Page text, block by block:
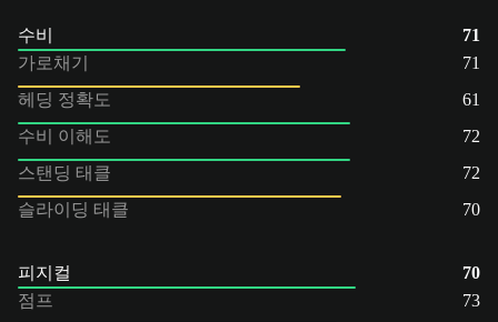
수비
71
가로채기
71
헤딩 정확도
61
수비 이해도
72
스탠딩 태클
72
슬라이딩 태클
70
피지컬
70
점프
73